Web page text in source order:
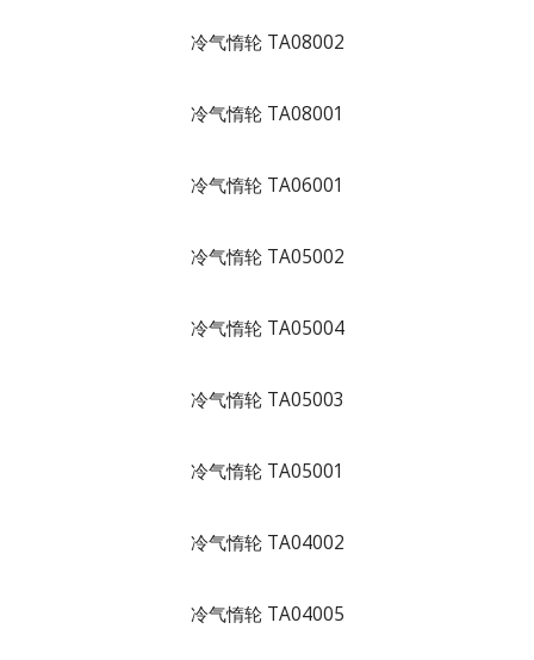
冷气惰轮 TA08002
冷气惰轮 TA08001
冷气惰轮 TA06001
冷气惰轮 TA05002
冷气惰轮 TA05004
冷气惰轮 TA05003
冷气惰轮 TA05001
冷气惰轮 TA04002
冷气惰轮 TA04005